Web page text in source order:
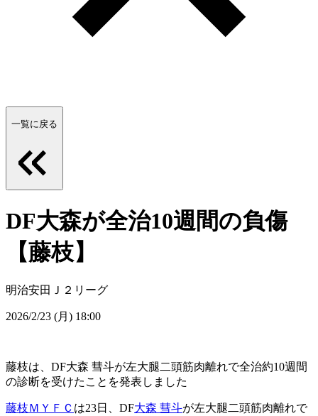
一覧に戻る
DF大森が全治10週間の負傷
【藤枝】
明治安田Ｊ２リーグ
2026/2/23 (月) 18:00
藤枝は、DF大森 彗斗が左大腿二頭筋肉離れで全治約10週間
の診断を受けたことを発表しました
藤枝ＭＹＦＣ は23日、DF大森 彗斗が左大腿二頭筋肉離れで